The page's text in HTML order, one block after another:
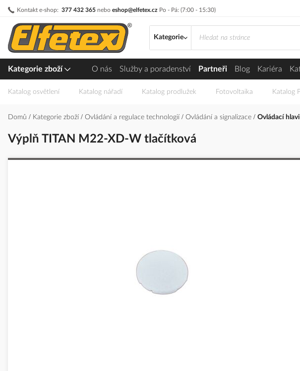
Kontakt e-shop: 377 432 365 nebo eshop@elfetex.cz Po - Pá: (7:00 - 15:30)
Přejít
obsah
Kategorie
Kategorie zboží O nás Služby a poradenství Partneři Blog Kariéra
Katalog osvětlení Katalog nářadí Katalog prodlužek Fotovoltaika Katalog
Domů Kategorie zboží Ovládání a regulace technologií Ovládání a signalizace Ovládací
Výplň TITAN M22-XD-W tlačítková